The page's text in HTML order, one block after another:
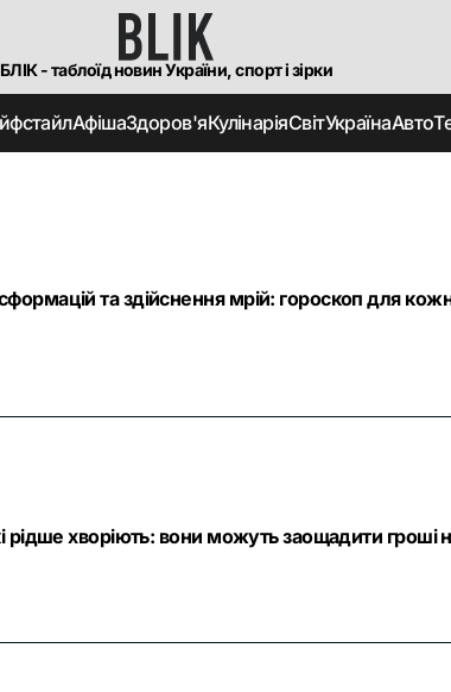
БЛІК - таблоїд новин України, спорт і зірки
АфішаЗдоров'яКулінаріяСвітУкраїнаАвто
та здійснення мрій: гороскоп для
рідше хворіють: вони можуть заощадити гроші